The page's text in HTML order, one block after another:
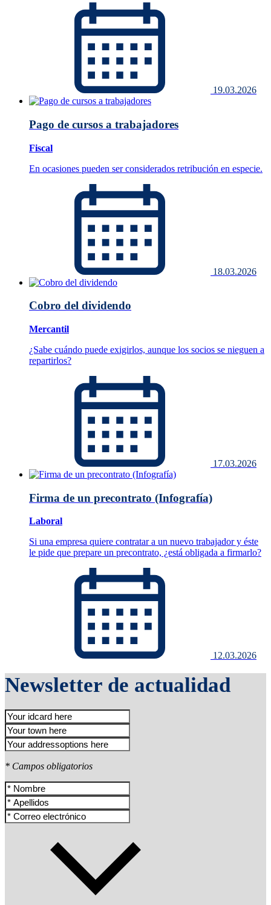
19.03.2026
Pago de cursos a trabajadores
Fiscal
En ocasiones pueden ser considerados retribución en especie.
18.03.2026
Cobro del dividendo
Mercantil
¿Sabe cuándo puede exigirlos, aunque los socios se nieguen a
repartirlos?
17.03.2026
Firma de un precontrato (Infografía)
Laboral
Si una empresa quiere contratar a un nuevo trabajador y éste
le pide que prepare un precontrato, ¿está obligada a firmarlo?
12.03.2026
Newsletter de actualidad
* Campos obligatorios